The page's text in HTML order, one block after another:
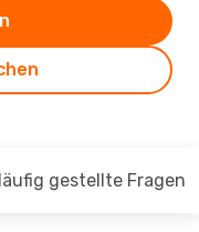
gestellte Fragen